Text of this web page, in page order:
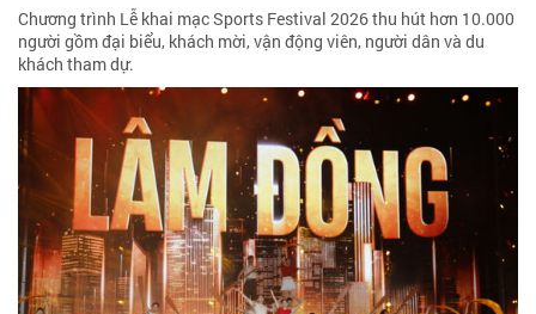
Chương trình Lễ khai mạc Sports Festival 2026 thu hút hơn 10.000
người gồm đại biểu, khách mời, vận động viên, người dân và du
khách tham dự.